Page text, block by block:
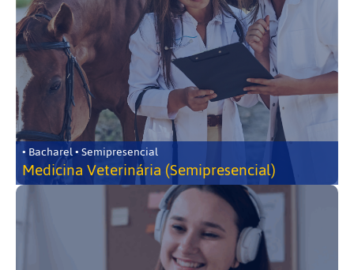
• Bacharel • Semipresencial
Medicina Veterinária (Semipresencial)